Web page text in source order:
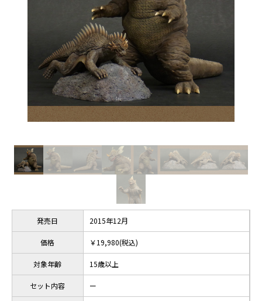
発売日 2015年12月
価格 ￥19,980(税込)
対象年齢 15歳以上
セット内容 ー